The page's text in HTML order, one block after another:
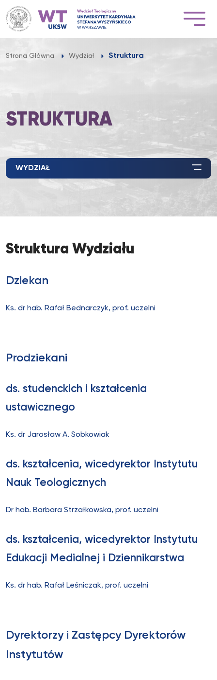
Przejdź
do
treści
Strona Główna Wydział Struktura
STRUKTURA
WYDZIAŁ
Struktura Wydziału
Dziekan
Ks. dr hab. Rafał Bednarczyk, prof. uczelni
Prodziekani
ds. studenckich i kształcenia
ustawicznego
Ks. dr Jarosław A. Sobkowiak
ds. kształcenia, wicedyrektor Instytutu
Nauk Teologicznych
Dr hab. Barbara Strzałkowska, prof. uczelni
ds. kształcenia, wicedyrektor Instytutu
Edukacji Medialnej i Dziennikarstwa
Ks. dr hab. Rafał Leśniczak, prof. uczelni
Dyrektorzy i Zastępcy Dyrektorów
Instytutów